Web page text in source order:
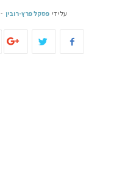
על ידי פסקל פרץ-רובין -